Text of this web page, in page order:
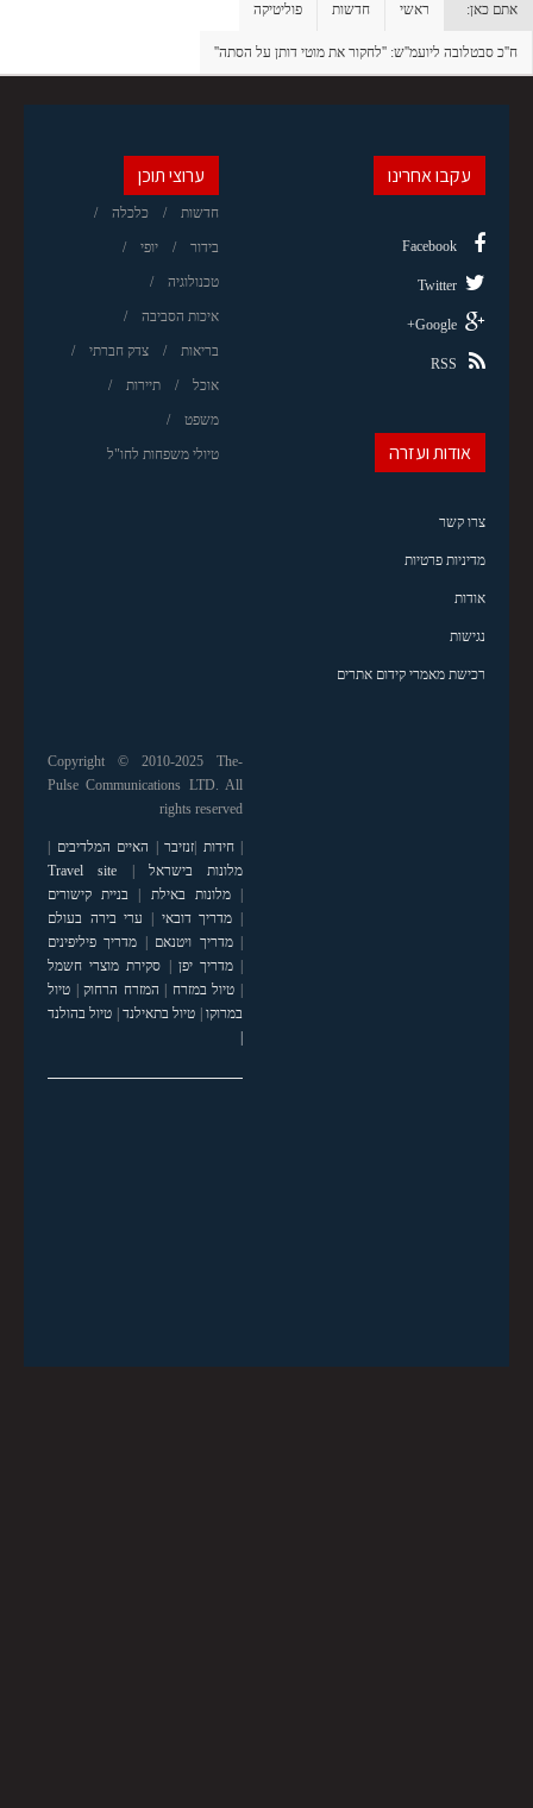
אתם כאן: ראשי חדשות פוליטיקה
ח''כ סבטלובה ליועמ''ש: ''לחקור את מוטי דותן על הסתה''
ערוצי תוכן
חדשות כלכלה
בידור יופי
טכנולוגיה
איכות הסביבה
בריאות צדק חברתי
אוכל תיירות
משפט
טיולי משפחות לחו"ל
עקבו אחרינו
Facebook
Twitter
Google+
RSS
אודות ועזרה
צרו קשר
מדיניות פרטיות
אודות
נגישות
רכישת מאמרי קידום אתרים
Copyright © 2010-2025 The-
Pulse Communications LTD. All
rights reserved
|חידות זנזיבר האיים המלדיבים
מלונות בישראל
Travel site
|מלונות באילת
בניית קישורים
מדריך דובאי
ערי בירה בעולם
|מדריך ויטנאם
מדריך פיליפינים
|מדריך יפן
סקירת מוצרי חשמל
טיול במזרח המזרח הרחוק| טיול
במרוקו| טיול בתאילנד| טיול בהולנד